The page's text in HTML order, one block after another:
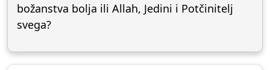
božanstva bolja ili Allah, Jedini i Potčinitelj
svega?